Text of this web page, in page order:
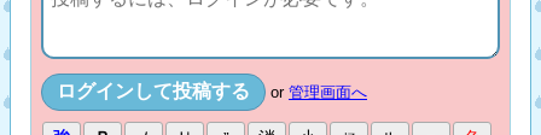
or 管理画面へ